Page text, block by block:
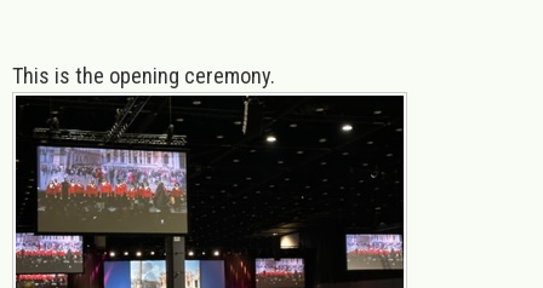
This is the opening ceremony.